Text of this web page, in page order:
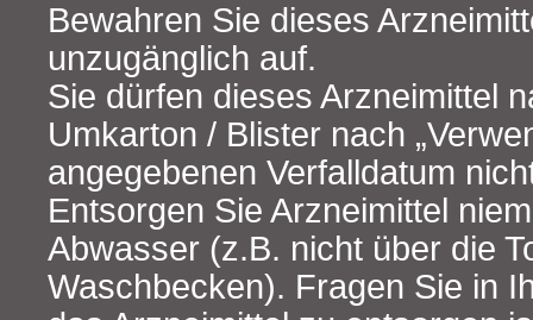
Bewahren Sie dieses
unzugänglich auf.
Sie dürfen dieses Arzneimittel
Umkarton / Blister nach
angegebenen Verfalldatum
Entsorgen Sie Arzneimittel
Abwasser (z.B. nicht über die
Waschbecken). Fragen Sie in